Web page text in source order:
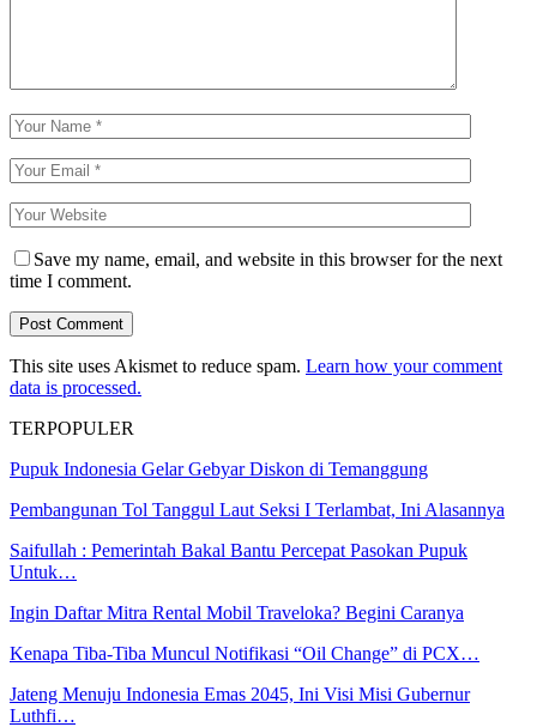
Save my name, email, and website in this browser for the next
time I comment.
This site uses Akismet to reduce spam. Learn how your comment
data is processed.
TERPOPULER
Pupuk Indonesia Gelar Gebyar Diskon di Temanggung
Pembangunan Tol Tanggul Laut Seksi I Terlambat, Ini Alasannya
Saifullah : Pemerintah Bakal Bantu Percepat Pasokan Pupuk
Untuk…
Ingin Daftar Mitra Rental Mobil Traveloka? Begini Caranya
Kenapa Tiba-Tiba Muncul Notifikasi “Oil Change” di PCX…
Jateng Menuju Indonesia Emas 2045, Ini Visi Misi Gubernur
Luthfi…